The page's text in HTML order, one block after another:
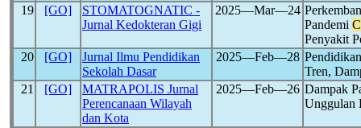
19 [GO]
STOMATOGNATIC -
Jurnal Kedokteran Gigi
2025―Mar―24
Pandemi
Penyakit
20
[GO]
Jurnal Ilmu Pendidikan
Sekolah Dasar
2025―Feb―28
Tren,
21
[GO]
MATRAPOLIS Jurnal
Perencanaan Wilayah
dan Kota
2025―Feb―26 Dampak
Unggulan